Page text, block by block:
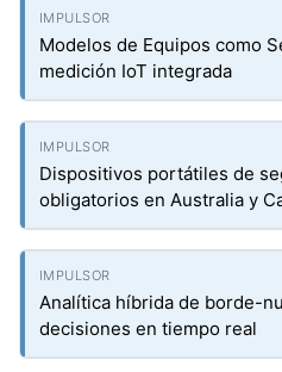
Modelos de Equipos como
medición IoT integrada
Dispositivos portátiles de
obligatorios en Australia y
Analítica híbrida de borde-
decisiones en tiempo real